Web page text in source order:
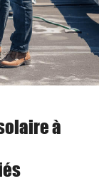
à